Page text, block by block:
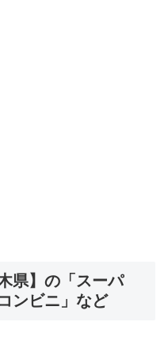
県】の「スーパ
ンビニ」など